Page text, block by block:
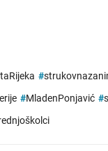
#
#MladenPonjavić #